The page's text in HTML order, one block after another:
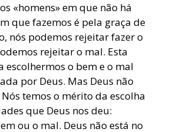
«homens» em que não há
que fazemos é pela graça de
nós podemos rejeitar fazer o
rejeitar o mal. Esta
escolhermos o bem e o mal
por Deus. Mas Deus não
temos o mérito da escolha
que Deus nos deu:
ou o mal. Deus não está no